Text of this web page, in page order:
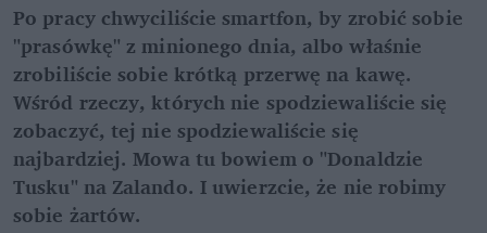
Po pracy chwyciliście smartfon, by zrobić sobie
"prasówkę" z minionego dnia, albo właśnie
zrobiliście sobie krótką przerwę na kawę.
Wśród rzeczy, których nie spodziewaliście się
zobaczyć, tej nie spodziewaliście się
najbardziej. Mowa tu bowiem o "Donaldzie
Tusku" na Zalando. I uwierzcie, że nie robimy
sobie żartów.